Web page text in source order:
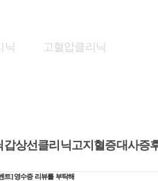
닉 고혈압클리닉
갑상선클리닉고지혈증대사증
트] 영수증 리뷰를 부탁해